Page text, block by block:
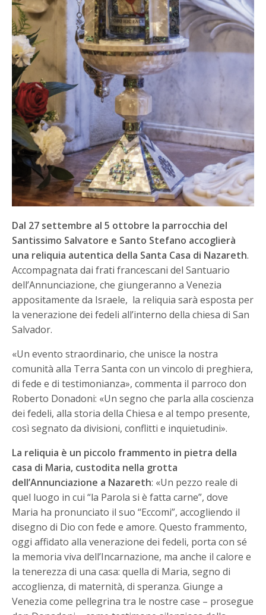
Dal 27 settembre al 5 ottobre la parrocchia del
Santissimo Salvatore e Santo Stefano accoglierà
una reliquia autentica della Santa Casa di Nazareth.
Accompagnata dai frati francescani del Santuario
dell’Annunciazione, che giungeranno a Venezia
appositamente da Israele, la reliquia sarà esposta per
la venerazione dei fedeli all’interno della chiesa di San
Salvador.
«Un evento straordinario, che unisce la nostra
comunità alla Terra Santa con un vincolo di preghiera,
di fede e di testimonianza», commenta il parroco don
Roberto Donadoni: «Un segno che parla alla coscienza
dei fedeli, alla storia della Chiesa e al tempo presente,
così segnato da divisioni, conflitti e inquietudini».
La reliquia è un piccolo frammento in pietra della
casa di Maria, custodita nella grotta
dell’Annunciazione a Nazareth: «Un pezzo reale di
quel luogo in cui “la Parola si è fatta carne”, dove
Maria ha pronunciato il suo “Eccomi”, accogliendo il
disegno di Dio con fede e amore. Questo frammento,
oggi affidato alla venerazione dei fedeli, porta con sé
la memoria viva dell’Incarnazione, ma anche il calore e
la tenerezza di una casa: quella di Maria, segno di
accoglienza, di maternità, di speranza. Giunge a
Venezia come pellegrina tra le nostre case – prosegue